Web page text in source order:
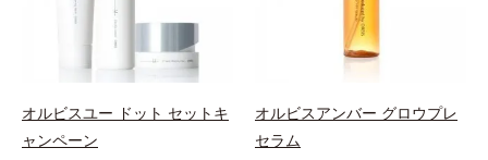
リーズの保湿力*3 年齢に応じたお
手入れのこと*4 うるおいによる
*5 乾燥、ハリ・ツヤのなさ*6
セラカエルレア果汁、ノバラエキス
配合＝うるおいを与えハリと透明感
に満ちた肌へ導く保湿成分*9 メマ
れている状態である「透明感のな
さ」が、大人の肌印象に大きな影響
を与えていることがわかりました。
そこでオルビスユー ドットシリー
ズは美容成分(*8)として「G.D.F.ア
クティベーター(*9)」を配合。そし
て、従来から配合している美白(*1)
のなさ」や、くすみ(*5)などが現れ
ている状態である「透明感のなさ」
が、大人の肌印象に大きな影響を与
でオルビスユー ドットシリーズは
美容成分(*9)として「G.D.F.アクテ
ィベーター(*10)」を配合。そし
オルビスユー ドット セットキ
ャンペーン
オルビスアンバー グロウプレ
セラム